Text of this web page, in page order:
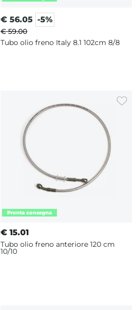
€ 56.05 -5%
€ 59.00
Tubo olio freno Italy 8.1 102cm 8/8
€ 15.01
Tubo olio freno anteriore 120 cm
10/10